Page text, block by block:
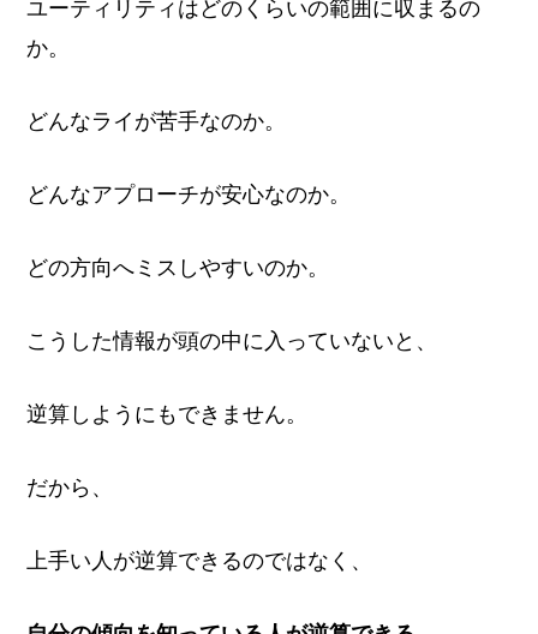
ユーティリティはどのくらいの範囲に収まるの
か。
どんなライが苦手なのか。
どんなアプローチが安心なのか。
どの方向へミスしやすいのか。
こうした情報が頭の中に入っていないと、
逆算しようにもできません。
だから、
上手い人が逆算できるのではなく、